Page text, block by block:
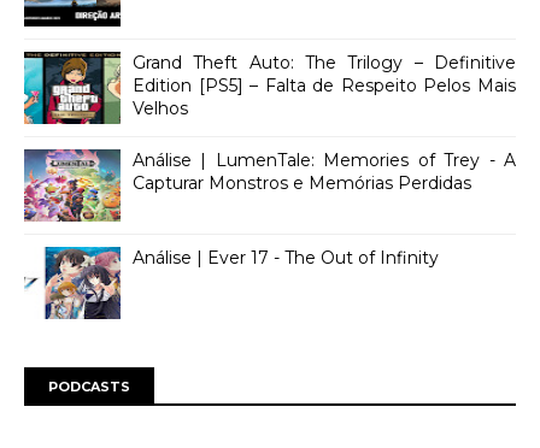
Grand Theft Auto: The Trilogy – Definitive
Edition [PS5] – Falta de Respeito Pelos Mais
Velhos
Análise | LumenTale: Memories of Trey - A
Capturar Monstros e Memórias Perdidas
Análise | Ever 17 - The Out of Infinity
PODCASTS